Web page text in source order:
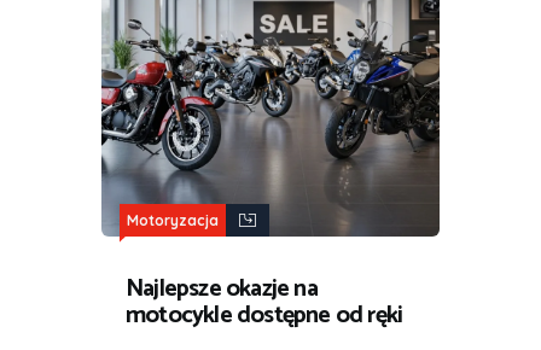
Motoryzacja
Najlepsze okazje na
motocykle dostępne od ręki